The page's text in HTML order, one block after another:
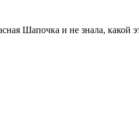
Шапочка и не знала, какой